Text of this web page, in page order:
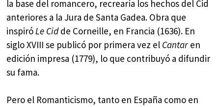
la base del romancero, recrearía los hechos del Cid
anteriores a la Jura de Santa Gadea. Obra que
inspiróLe Cidde Corneille, en Francia (1636). En
siglo XVIII se publicó por primera vez el Cantar en
edición impresa (1779), lo que contribuyó a difundir
su fama.
Pero el Romanticismo, tanto en España como en